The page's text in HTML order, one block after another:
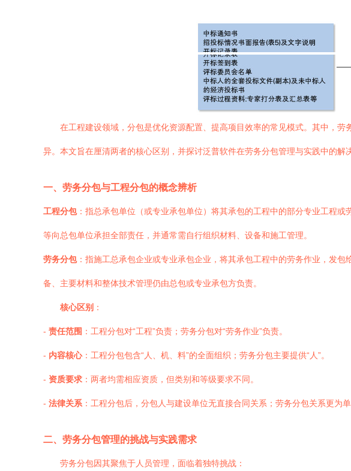
在工程建设领域，分包是优化资源配置、提高项目效率的常见模式。其中，
异。本文旨在厘清两者的核心区别，并探讨泛普软件在劳务分包管理与实践中的解
一、劳务分包与工程分包的概念辨析
工程分包：指总承包单位（或专业承包单位）将其承包的工程中的部分专业工程
等向总包单位承担全部责任，并通常需自行组织材料、设备和施工管理。
劳务分包：指施工总承包企业或专业承包企业，将其承包工程中的劳务作业，发
备、主要材料和整体技术管理仍由总包或专业承包方负责。
核心区别 ：
- 责任范围 ：工程分包对“工程”负责；劳务分包对“劳务作业”负责。
- 内容核心：工程分包包含“人、机、料”的全面组织；劳务分包主要提供“人”。
- 资质要求 ：两者均需相应资质，但类别和等级要求不同。
- 法律关系 ：工程分包后，分包人与建设单位无直接合同关系；劳务分包关系更为
二、劳务分包管理的挑战与实践需求
劳务分包因其聚焦于人员管理，面临着独特挑战：